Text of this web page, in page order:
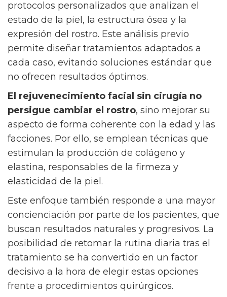
protocolos personalizados que analizan el
estado de la piel, la estructura ósea y la
expresión del rostro. Este análisis previo
permite diseñar tratamientos adaptados a
cada caso, evitando soluciones estándar que
no ofrecen resultados óptimos.
El rejuvenecimiento facial sin cirugía no
persigue cambiar el rostro, sino mejorar su
aspecto de forma coherente con la edad y las
facciones. Por ello, se emplean técnicas que
estimulan la producción de colágeno y
elastina, responsables de la firmeza y
elasticidad de la piel.
Este enfoque también responde a una mayor
concienciación por parte de los pacientes, que
buscan resultados naturales y progresivos. La
posibilidad de retomar la rutina diaria tras el
tratamiento se ha convertido en un factor
decisivo a la hora de elegir estas opciones
frente a procedimientos quirúrgicos.